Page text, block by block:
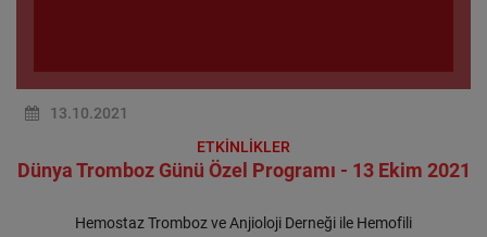
13.10.2021
ETKİNLİKLER
Dünya Tromboz Günü Özel Programı - 13 Ekim 2021
Hemostaz Tromboz ve Anjioloji Derneği ile Hemofili